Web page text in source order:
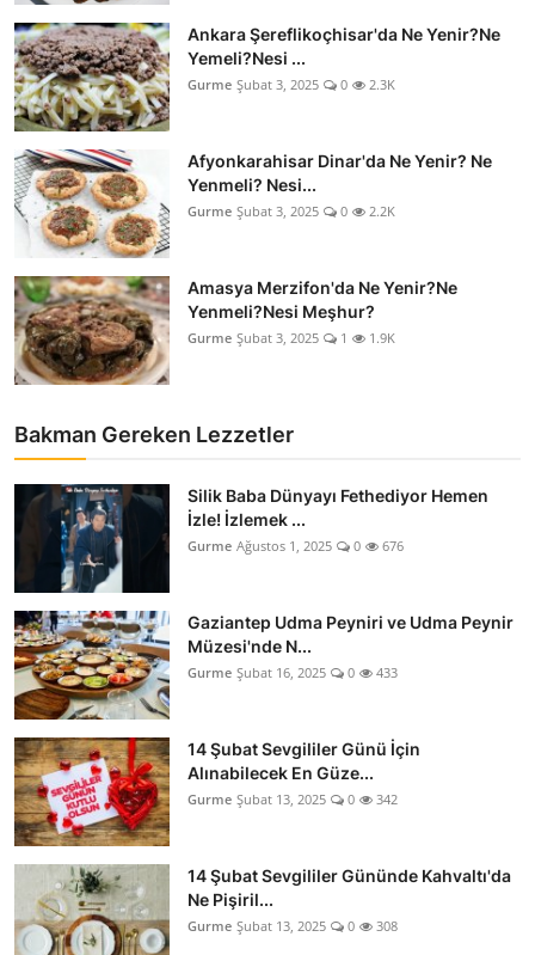
Ankara Şereflikoçhisar'da Ne Yenir?Ne
Yemeli?Nesi ...
Gurme Şubat 3, 2025 0 2.3K
Afyonkarahisar Dinar'da Ne Yenir? Ne
Yenmeli? Nesi...
Gurme Şubat 3, 2025 0 2.2K
Amasya Merzifon'da Ne Yenir?Ne
Yenmeli?Nesi Meşhur?
Gurme Şubat 3, 2025 1 1.9K
Bakman Gereken Lezzetler
Silik Baba Dünyayı Fethediyor Hemen
İzle! İzlemek ...
Gurme Ağustos 1, 2025 0 676
Gaziantep Udma Peyniri ve Udma Peynir
Müzesi'nde N...
Gurme Şubat 16, 2025 0 433
14 Şubat Sevgililer Günü İçin
Alınabilecek En Güze...
Gurme Şubat 13, 2025 0 342
14 Şubat Sevgililer Gününde Kahvaltı'da
Ne Pişiril...
Gurme Şubat 13, 2025 0 308